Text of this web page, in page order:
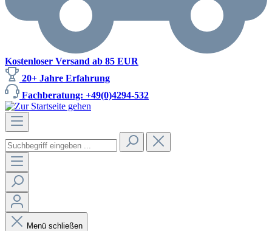
Kostenloser Versand ab 85 EUR
20+ Jahre Erfahrung
Fachberatung: +49(0)4294-532
Menü schließen